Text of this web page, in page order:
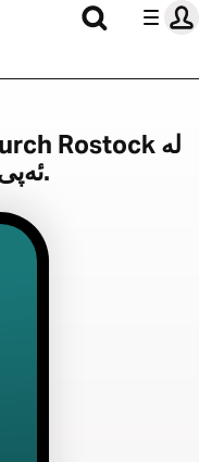
ئەپی کتێبی پیرۆزدا.